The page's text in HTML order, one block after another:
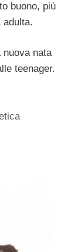
buono, più
adulta.
nuova nata
teenager.